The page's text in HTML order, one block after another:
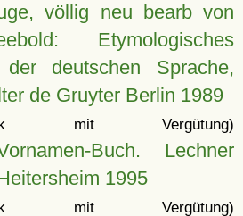
völlig neu bearb von
Etymologisches
der deutschen Sprache,
de Gruyter Berlin 1989
mit Vergütung)
Buch. Lechner
1995
mit Vergütung)